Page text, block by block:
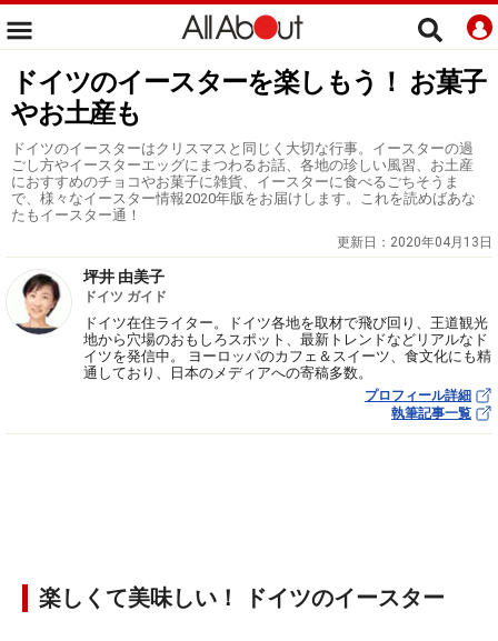
ドイツのイースターを楽しもう！ お菓子
やお土産も
ドイツのイースターはクリスマスと同じく大切な行事。イースターの過
ごし方やイースターエッグにまつわるお話、各地の珍しい風習、お土産
におすすめのチョコやお菓子に雑貨、イースターに食べるごちそうま
で、様々なイースター情報2020年版をお届けします。これを読めばあな
たもイースター通！
更新日： 2020年04月13日
坪井 由美子
ドイツ ガイド
ドイツ在住ライター。ドイツ各地を取材で飛び回り、王道観光
地から穴場のおもしろスポット、最新トレンドなどリアルなド
イツを発信中。 ヨーロッパのカフェ＆スイーツ、食文化にも精
通しており、日本のメディアへの寄稿多数。
プロフィール詳細
執筆記事一覧
楽しくて美味しい！ ドイツのイースター